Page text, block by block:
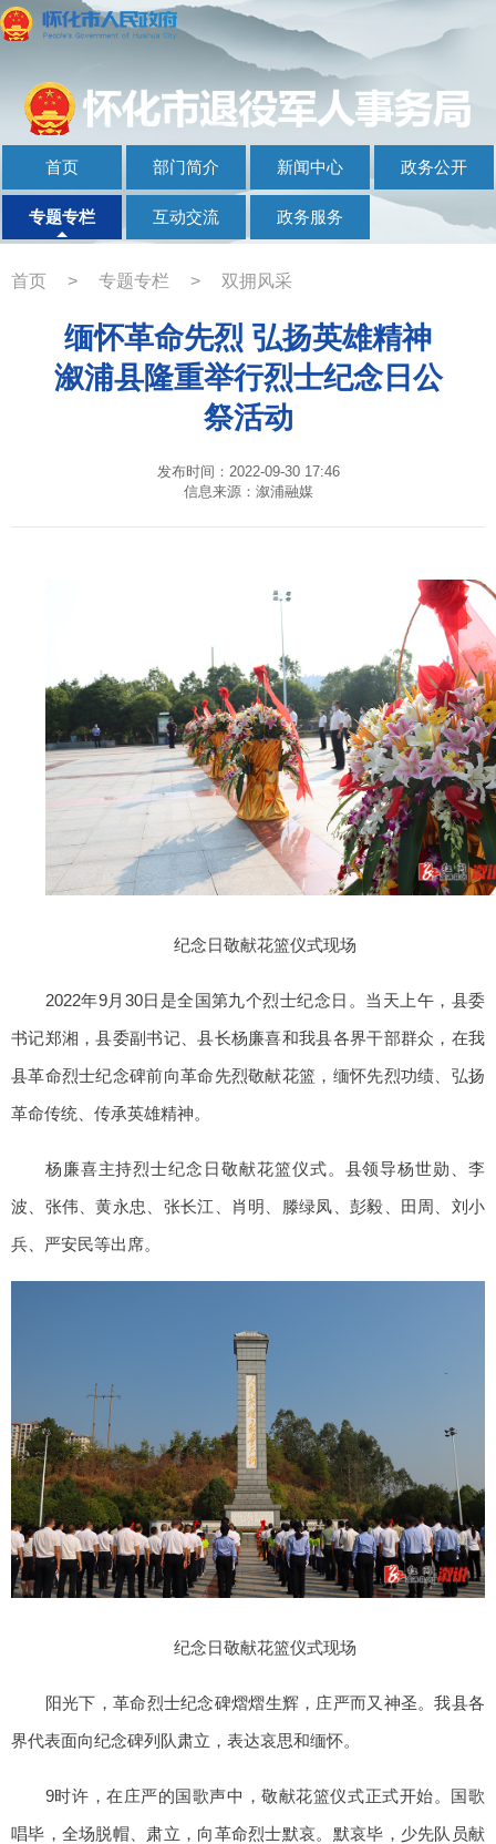
首页 部门简介 新闻中心 政务公开
专题专栏 互动交流 政务服务
首页 > 专题专栏 > 双拥风采
缅怀革命先烈 弘扬英雄精神
溆浦县隆重举行烈士纪念日公
祭活动
发布时间：2022-09-30 17:46
信息来源：溆浦融媒
纪念日敬献花篮仪式现场
2022年9月30日是全国第九个烈士纪念日。当天上午，县委
书记郑湘，县委副书记、县长杨廉喜和我县各界干部群众，在我
县革命烈士纪念碑前向革命先烈敬献花篮，缅怀先烈功绩、弘扬
革命传统、传承英雄精神。
杨廉喜主持烈士纪念日敬献花篮仪式。县领导杨世勋、李
波、张伟、黄永忠、张长江、肖明、滕绿凤、彭毅、田周、刘小
兵、严安民等出席。
纪念日敬献花篮仪式现场
阳光下，革命烈士纪念碑熠熠生辉，庄严而又神圣。我县各
界代表面向纪念碑列队肃立，表达哀思和缅怀。
9时许，在庄严的国歌声中，敬献花篮仪式正式开始。国歌
唱毕，全场脱帽、肃立，向革命烈士默哀。默哀毕，少先队员献